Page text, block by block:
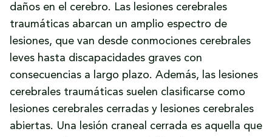
daños en el cerebro. Las lesiones cerebrales
traumáticas abarcan un amplio espectro de
lesiones, que van desde conmociones cerebrales
leves hasta discapacidades graves con
consecuencias a largo plazo. Además, las lesiones
cerebrales traumáticas suelen clasificarse como
lesiones cerebrales cerradas y lesiones cerebrales
abiertas. Una lesión craneal cerrada es aquella que